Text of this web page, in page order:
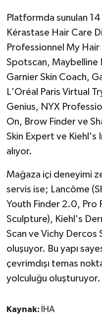
Platformda sunulan
Kérastase Hair Care
Professionnel My
Spotscan, Maybelline
Garnier Skin Coach,
L'Oréal Paris Virtual
Genius, NYX
On, Brow Finder ve
Skin Expert ve Kiehl's
alıyor.
Mağaza içi deneyimi
servis ise; Lancôme
Youth Finder 2.0, Pro
Sculpture), Kiehl's
Scan ve Vichy Dercos
oluşuyor. Bu yapı
çevrimdışı temas
yolculuğu oluşturuyor.
Kaynak: İHA